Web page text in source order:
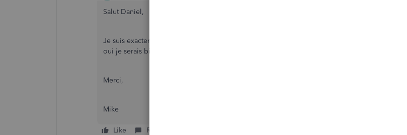
Salut Daniel,
Je suis exactement dans la même situation que toi. As-tu avancé dans ce dossier finalement? Si
oui je serais bien intéressé à en discuter avec toi.
Merci,
Mike
Like Reply